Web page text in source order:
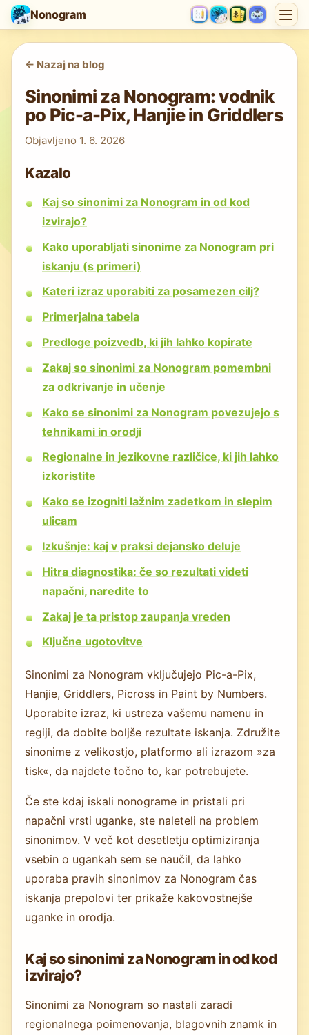
Nonogram
<- Nazaj na blog
Sinonimi za Nonogram: vodnik
po Pic-a-Pix, Hanjie in Griddlers
Objavljeno 1. 6. 2026
Kazalo
Kaj so sinonimi za Nonogram in od kod
izvirajo?
Kako uporabljati sinonime za Nonogram pri
iskanju (s primeri)
Kateri izraz uporabiti za posamezen cilj?
Primerjalna tabela
Predloge poizvedb, ki jih lahko kopirate
Zakaj so sinonimi za Nonogram pomembni
za odkrivanje in učenje
Kako se sinonimi za Nonogram povezujejo s
tehnikami in orodji
Regionalne in jezikovne različice, ki jih lahko
izkoristite
Kako se izogniti lažnim zadetkom in slepim
ulicam
Izkušnje: kaj v praksi dejansko deluje
Hitra diagnostika: če so rezultati videti
napačni, naredite to
Zakaj je ta pristop zaupanja vreden
Ključne ugotovitve
Sinonimi za Nonogram vključujejo Pic-a-Pix,
Hanjie, Griddlers, Picross in Paint by Numbers.
Uporabite izraz, ki ustreza vašemu namenu in
regiji, da dobite boljše rezultate iskanja. Združite
sinonime z velikostjo, platformo ali izrazom »za
tisk«, da najdete točno to, kar potrebujete.
Če ste kdaj iskali nonograme in pristali pri
napačni vrsti uganke, ste naleteli na problem
sinonimov. V več kot desetletju optimiziranja
vsebin o ugankah sem se naučil, da lahko
uporaba pravih sinonimov za Nonogram čas
iskanja prepolovi ter prikaže kakovostnejše
uganke in orodja.
Kaj so sinonimi za Nonogram in od kod
izvirajo?
Sinonimi za Nonogram so nastali zaradi
regionalnega poimenovanja, blagovnih znamk in